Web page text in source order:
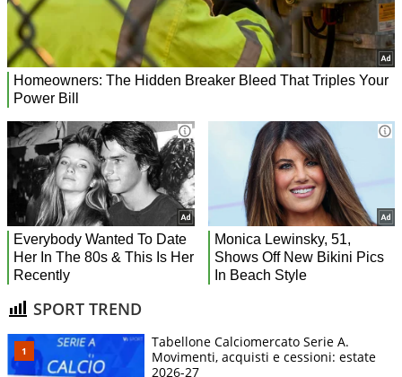
SPORT TREND
Tabellone Calciomercato Serie A.
Movimenti, acquisti e cessioni: estate
2026-27